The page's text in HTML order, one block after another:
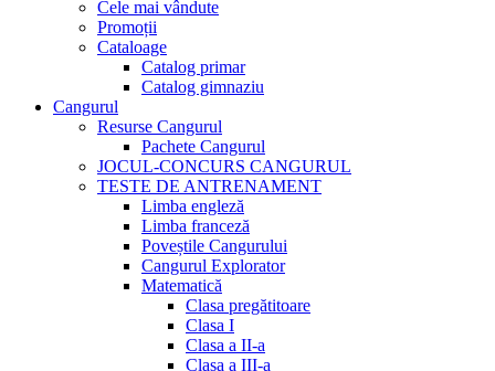
Cele mai vândute
Promoții
Cataloage
Catalog primar
Catalog gimnaziu
Cangurul
Resurse Cangurul
Pachete Cangurul
JOCUL-CONCURS CANGURUL
TESTE DE ANTRENAMENT
Limba engleză
Limba franceză
Poveștile Cangurului
Cangurul Explorator
Matematică
Clasa pregătitoare
Clasa I
Clasa a II-a
Clasa a III-a